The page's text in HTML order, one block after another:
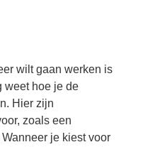
wilt gaan werken is
weet hoe je de
Hier zijn
zoals een
je kiest voor